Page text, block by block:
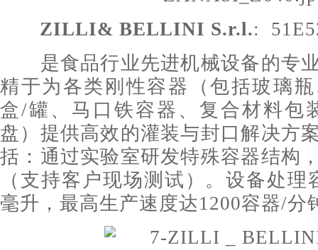
ZILLI& BELLINI S.r.l.:
是食品行业先进机械设备的专
精于为各类刚性容器（包括玻璃
盒/罐、马口铁容器、复合材料包
盘）提供高效的灌装与封口解决方
括：通过实验室研发特殊容器结构
（支持客户现场测试）。设备处理
毫升，最高生产速度达1200容器/分